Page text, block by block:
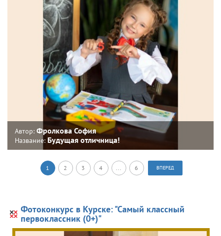
Автор: Фролкова София
Название: Будущая отличница!
1 2 3 4 ... 6 ВПЕРЕД
Фотоконкурс в Курске: "Самый классный
первоклассник (0+)"